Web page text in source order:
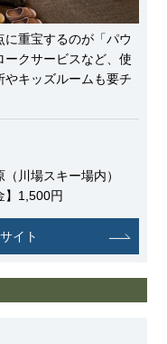
に重宝するのが「パウ
ークサービスなど、使
やキッズルームも要チ
（川場スキー場内）
】1,500円
イト